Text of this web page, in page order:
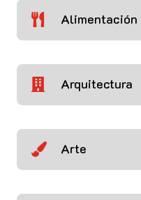
 Alimentación
 Arquitectura
 Arte